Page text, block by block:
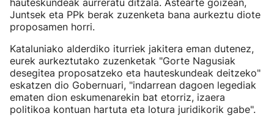
hauteskundeak aurreratu ditzala. Astearte goizean,
Juntsek eta PPk berak zuzenketa bana aurkeztu diote
proposamen horri.
Kataluniako alderdiko iturriek jakitera eman dutenez,
eurek aurkeztutako zuzenketak "Gorte Nagusiak
desegitea proposatzeko eta hauteskundeak deitzeko"
eskatzen dio Gobernuari, "indarrean dagoen legediak
ematen dion eskumenarekin bat etorriz, izaera
politikoa kontuan hartuta eta lotura juridikorik gabe".